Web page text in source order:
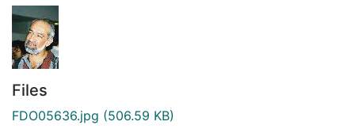
Files
FDO05636.jpg (506.59 KB)